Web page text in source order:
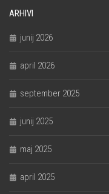
ARHIVI
junij 2026
april 2026
september 2025
junij 2025
maj 2025
april 2025